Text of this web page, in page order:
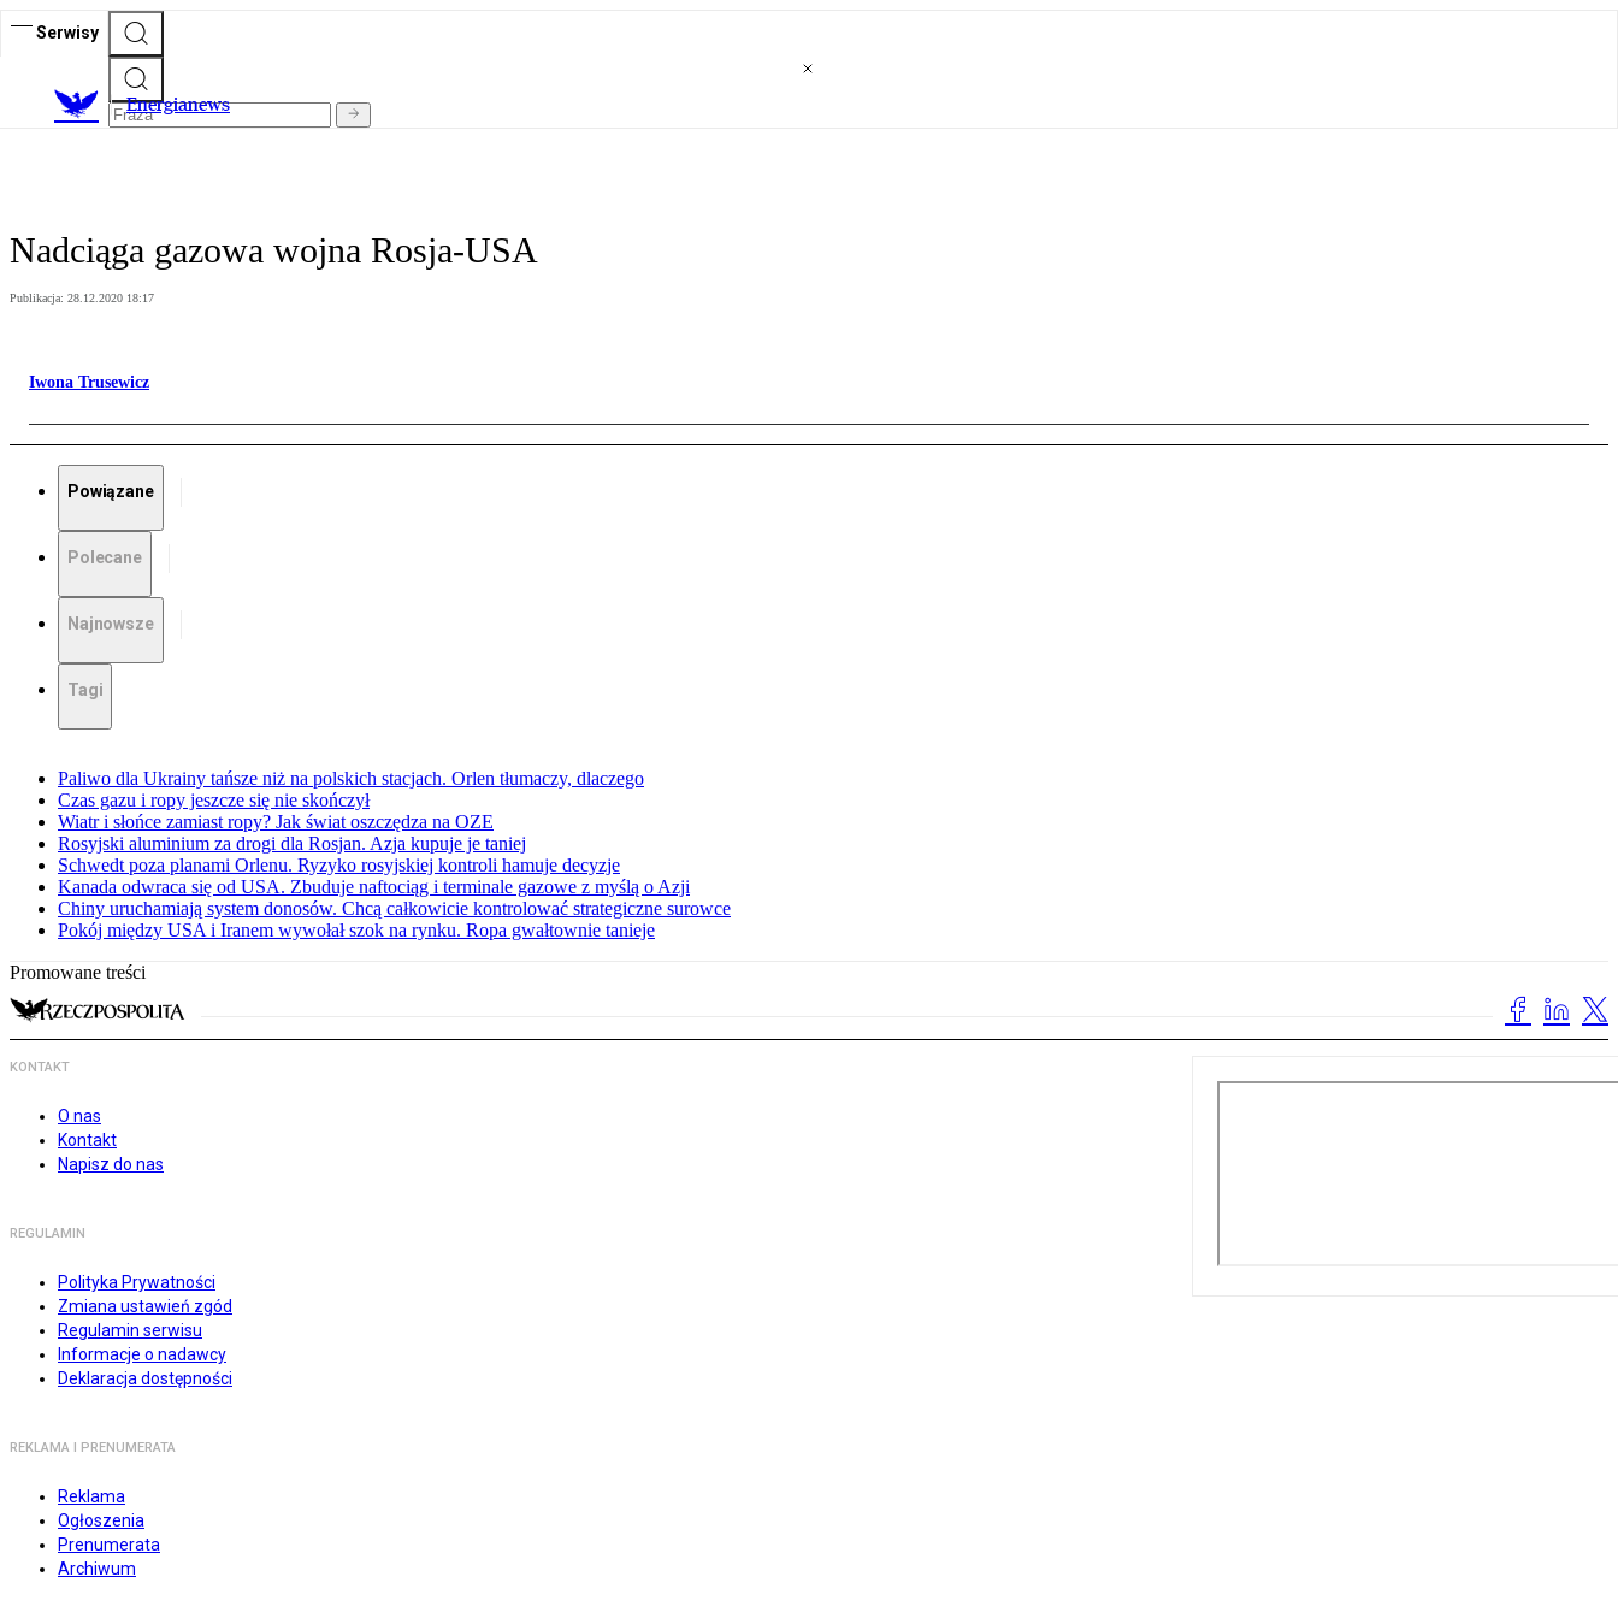
Serwisy
Energianews
Nadciąga gazowa wojna Rosja-USA
Publikacja: 28.12.2020 18:17
Iwona Trusewicz
Powiązane
Polecane
Najnowsze
Tagi
Paliwo dla Ukrainy tańsze niż na polskich stacjach. Orlen tłumaczy, dlaczego
Czas gazu i ropy jeszcze się nie skończył
Wiatr i słońce zamiast ropy? Jak świat oszczędza na OZE
Rosyjski aluminium za drogi dla Rosjan. Azja kupuje je taniej
Schwedt poza planami Orlenu. Ryzyko rosyjskiej kontroli hamuje decyzje
Kanada odwraca się od USA. Zbuduje naftociąg i terminale gazowe z myślą o Azji
Chiny uruchamiają system donosów. Chcą całkowicie kontrolować strategiczne surowce
Pokój między USA i Iranem wywołał szok na rynku. Ropa gwałtownie tanieje
Promowane treści
KONTAKT
O nas
Kontakt
Napisz do nas
REGULAMIN
Polityka Prywatności
Zmiana ustawień zgód
Regulamin serwisu
Informacje o nadawcy
Deklaracja dostępności
REKLAMA I PRENUMERATA
Reklama
Ogłoszenia
Prenumerata
Archiwum